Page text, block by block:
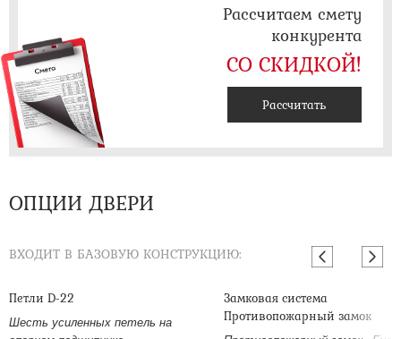
Рассчитаем смету
конкурента
СО СКИДКОЙ!
Рассчитать
ОПЦИИ ДВЕРИ
ВХОДИТ В БАЗОВУЮ КОНСТРУКЦИЮ:
Петли D-22
Шесть усиленных петель на
Замковая система
Противопожарный замок